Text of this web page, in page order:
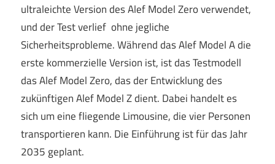
ultraleichte Version des Alef Model Zero verwendet,
und der Test verlief ohne jegliche
Sicherheitsprobleme. Während das Alef Model A die
erste kommerzielle Version ist, ist das Testmodell
das Alef Model Zero, das der Entwicklung des
zukünftigen Alef Model Z dient. Dabei handelt es
sich um eine fliegende Limousine, die vier Personen
transportieren kann. Die Einführung ist für das Jahr
2035 geplant.